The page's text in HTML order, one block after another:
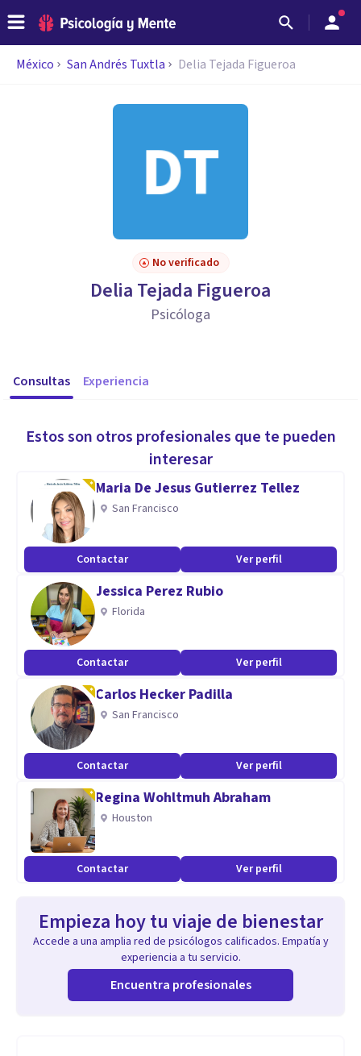
México San Andrés Tuxtla Delia Tejada Figueroa
No verificado
Delia Tejada Figueroa
Psicóloga
Consultas Experiencia
Estos son otros profesionales que te pueden
interesar
Maria De Jesus Gutierrez Tellez
San Francisco
Contactar Ver perfil
Jessica Perez Rubio
Florida
Contactar Ver perfil
Carlos Hecker Padilla
San Francisco
Contactar Ver perfil
Regina Wohltmuh Abraham
Houston
Contactar Ver perfil
Empieza hoy tu viaje de bienestar
Accede a una amplia red de psicólogos calificados. Empatía y
experiencia a tu servicio.
Encuentra profesionales